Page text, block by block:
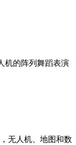
机的阵列舞蹈表演
无人机、地图和数